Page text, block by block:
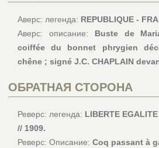
Аверс: легенда: REPUBLIQUE -
Аверс: описание: Buste de
coiffée du bonnet phrygien
chêne ; signé J.C. CHAPLAIN
ОБРАТНАЯ СТОРОНА
Реверс: легенда: LIBERTE
// 1909.
Реверс: Описание: Coq passant à